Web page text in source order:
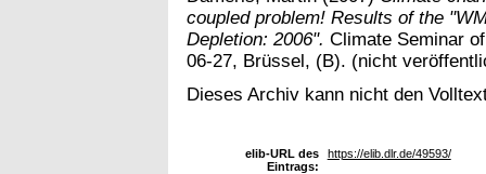
coupled problem! Results of the
Depletion: 2006". Climate Seminar
06-27, Brüssel, (B). (nicht
Dieses Archiv kann nicht den
elib-URL des
Eintrags:
https://elib.dlr.de/49593/